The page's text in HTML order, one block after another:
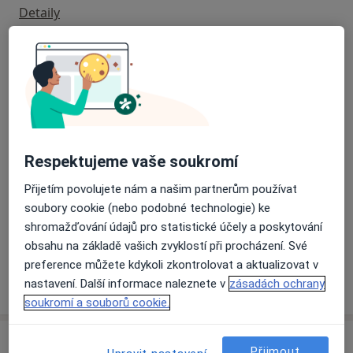
před čekárnou. Pacientka vstupuje maximálně s
jednou doprovázející osobou. Toto opatření dodržujte
z důvodu omezení kontaktů.
O případných dalších změnách Vás budeme v
budoucnu informovat podle aktuálního vývoje situace
stran COVID-19 v ČR. Děkujeme za pochopení a
dodržování nastavených pravidel a omlouváme se za
1999 – úspěšné ukončení studia medicíny JLF UK
Martin - obor: všeobecné lékařství
2016 - úspěšné ukončení doktorského
postgraduálního studia - Ph.D., Univerzita Palackého,
Olomouc
Zaměstnání:
1999 - 2001 Gynekologicko - porodnické oddělení
2001 - 2003 Gynekologicko - porodnické oddělení
Detaily
Operace dělohy
Detaily
Očkování proti hpv
Detaily
+1 služba
Jak fungují ceny?
Respektujeme vaše soukromí
Přijetím povolujete nám a našim partnerům používat
soubory cookie (nebo podobné technologie) ke
shromažďování údajů pro statistické účely a poskytování
obsahu na základě vašich zvyklostí při procházení. Své
preference můžete kdykoli zkontrolovat a aktualizovat v
nastavení. Další informace naleznete v zásadách ochrany
soukromí a souborů cookie.